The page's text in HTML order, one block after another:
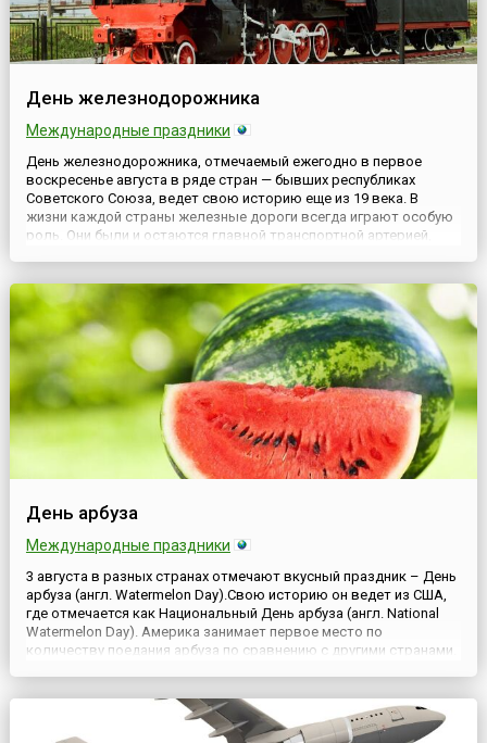
День железнодорожника
Международные праздники
День железнодорожника, отмечаемый ежегодно в первое
воскресенье августа в ряде стран — бывших республиках
Советского Союза, ведет свою историю еще из 19 века. В
жизни каждой страны железные дороги всегда играют особую
роль. Они были и остаются главной транспортной артерией,
России еще в ...
День арбуза
Международные праздники
3 августа в разных странах отмечают вкусный праздник – День
арбуза (англ. Watermelon Day).Свою историю он ведет из США,
где отмечается как Национальный День арбуза (англ. National
Watermelon Day). Америка занимает первое место по
количеству поедания арбуза по сравнению с другими странами.